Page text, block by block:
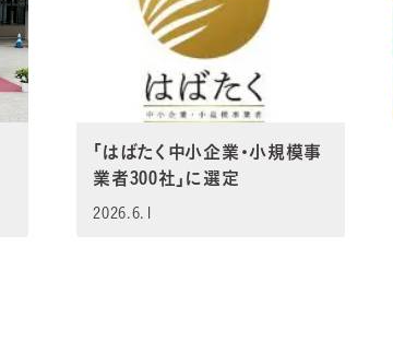
「はばたく中小企業・小規模事
業者300社」に選定
2026.6.1